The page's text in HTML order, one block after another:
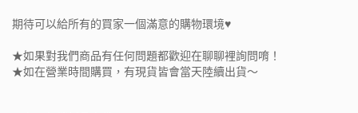
期待可以給所有的買家一個滿意的購物環境♥
★如果對我們商品有任何問題都歡迎在聊聊裡詢問唷！
★如在營業時間購買，有現貨皆會當天陸續出貨～